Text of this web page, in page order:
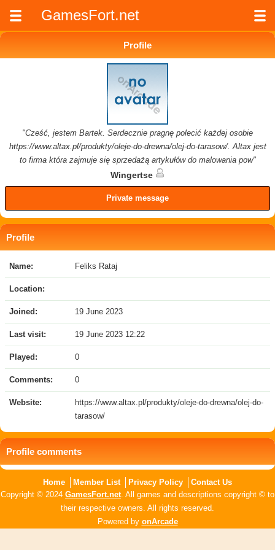
GamesFort.net
Profile
"Cześć, jestem Bartek. Serdecznie pragnę polecić każdej osobie
https://www.altax.pl/produkty/oleje-do-drewna/olej-do-tarasow/. Altax jest
to firma która zajmuje się sprzedażą artykułów do malowania pow"
Wingertse
Private message
Profile
Name: Feliks Rataj
Location:
Joined: 19 June 2023
Last visit: 19 June 2023 12:22
Played: 0
Comments: 0
Website:
https://www.altax.pl/produkty/oleje-do-drewna/olej-do-
tarasow/
Profile comments
Home Member List Privacy Policy
Contact Us
Copyright © 2024 GamesFort.net. All games and descriptions copyright © to
their respective owners. All rights reserved.
Powered by onArcade